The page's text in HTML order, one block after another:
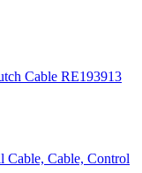
Cable RE193913
Cable, Cable, Control